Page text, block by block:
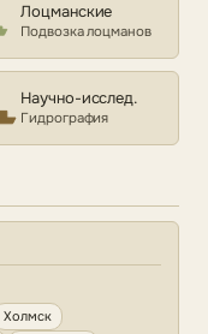
Лоцманские
Подвозка лоцманов
Научно-исслед.
Гидрография
Холмск